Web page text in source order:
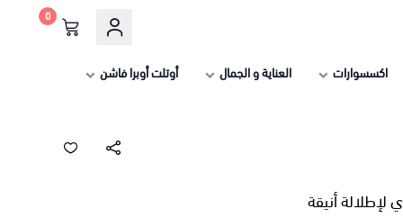
0
اكسسوارات العناية و الجمال أوتلت أوبرا فاشن
أنيقة